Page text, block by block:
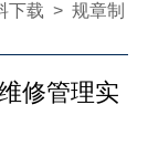
下载 > 规章制
修管理实